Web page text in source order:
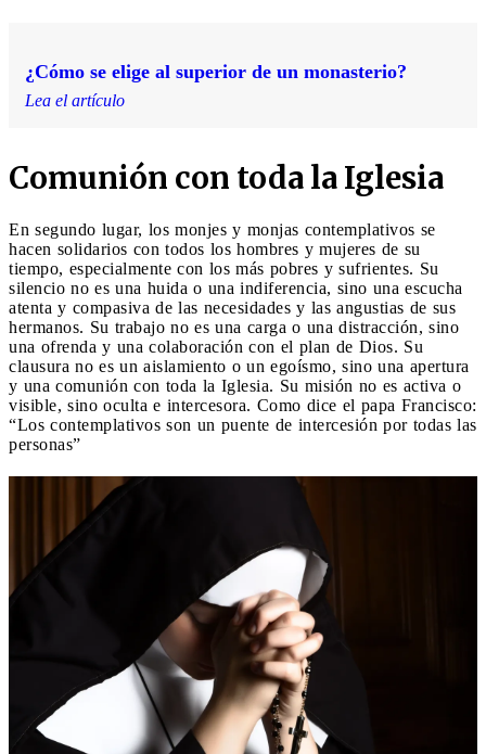
¿Cómo se elige al superior de un monasterio?
Lea el artículo
Comunión con toda la Iglesia
En segundo lugar, los monjes y monjas contemplativos se
hacen solidarios con todos los hombres y mujeres de su
tiempo, especialmente con los más pobres y sufrientes. Su
silencio no es una huida o una indiferencia, sino una escucha
atenta y compasiva de las necesidades y las angustias de sus
hermanos. Su trabajo no es una carga o una distracción, sino
una ofrenda y una colaboración con el plan de Dios. Su
clausura no es un aislamiento o un egoísmo, sino una apertura
y una comunión con toda la Iglesia. Su misión no es activa o
visible, sino oculta e intercesora. Como dice el papa Francisco:
“Los contemplativos son un puente de intercesión por todas las
personas”